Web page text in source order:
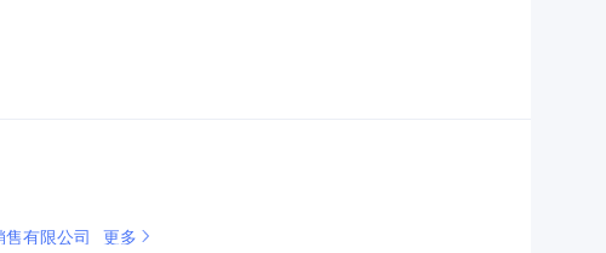
作站）项目2.项目编号：TJXQ-2020-ZP-0125二、项目内容序号
有限公司
更多